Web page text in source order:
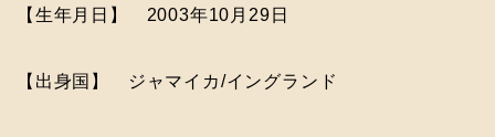
【生年月日】 2003年10月29日
【出身国】 ジャマイカ/イングランド